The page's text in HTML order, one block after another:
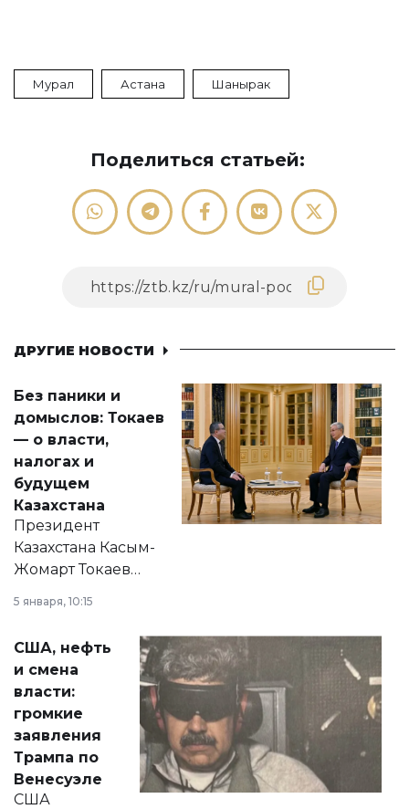
Мурал Астана Шанырак
Поделиться статьей:
ДРУГИЕ НОВОСТИ
Без паники и
домыслов: Токаев
— о власти,
налогах и
будущем
Казахстана
Президент
Казахстана Касым-
Жомарт Токаев
сразу несколько
актуальных тем —
от слухов о
политических
реформах до
вопросов армии,
экономики и
личного здоровья.
5 января, 10:15
США, нефть
и смена
власти:
громкие
заявления
Трампа по
Венесуэле
США